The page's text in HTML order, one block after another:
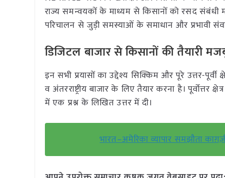
राज्य समन्वयकों के माध्यम से किसानों को रसद संबंधी
परिचालन से जुड़ी समस्याओं के समाधान और प्रभावी
डिजिटल बाजार से किसानों की तैयारी
इन सभी प्रयासों का उद्देश्य सिक्किम और पूरे उत्तर-
व अंतरराष्ट्रीय बाजार के लिए तैयार करना है। पूर्वोत्तर
में एक प्रश्न के लिखित उत्तर में दी।
भारत–अमेरिका व्यापार समझौता